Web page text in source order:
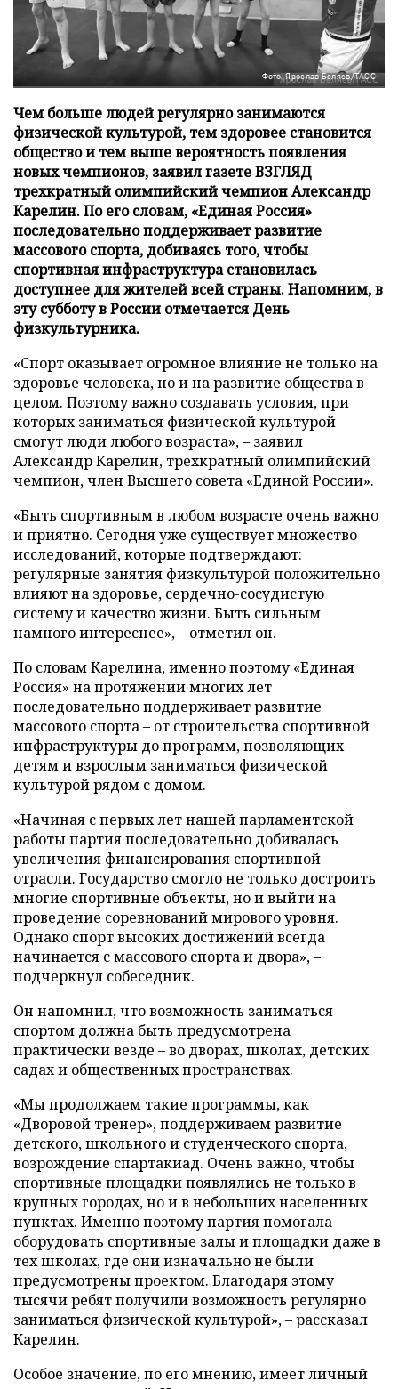
Фото: Ярослав Беляев/ТАСС
Чем больше людей регулярно занимаются
физической культурой, тем здоровее становится
общество и тем выше вероятность появления
новых чемпионов, заявил газете ВЗГЛЯД
трехкратный олимпийский чемпион Александр
Карелин. По его словам, «Единая Россия»
последовательно поддерживает развитие
массового спорта, добиваясь того, чтобы
спортивная инфраструктура становилась
доступнее для жителей всей страны. Напомним, в
эту субботу в России отмечается День
физкультурника.
«Спорт оказывает огромное влияние не только на
здоровье человека, но и на развитие общества в
целом. Поэтому важно создавать условия, при
которых заниматься физической культурой
смогут люди любого возраста», – заявил
Александр Карелин, трехкратный олимпийский
чемпион, член Высшего совета «Единой России».
«Быть спортивным в любом возрасте очень важно
и приятно. Сегодня уже существует множество
исследований, которые подтверждают:
регулярные занятия физкультурой положительно
влияют на здоровье, сердечно-сосудистую
систему и качество жизни. Быть сильным
намного интереснее», – отметил он.
По словам Карелина, именно поэтому «Единая
Россия» на протяжении многих лет
последовательно поддерживает развитие
массового спорта – от строительства спортивной
инфраструктуры до программ, позволяющих
детям и взрослым заниматься физической
культурой рядом с домом.
«Начиная с первых лет нашей парламентской
работы партия последовательно добивалась
увеличения финансирования спортивной
отрасли. Государство смогло не только достроить
многие спортивные объекты, но и выйти на
проведение соревнований мирового уровня.
Однако спорт высоких достижений всегда
начинается с массового спорта и двора», –
подчеркнул собеседник.
Он напомнил, что возможность заниматься
спортом должна быть предусмотрена
практически везде – во дворах, школах, детских
садах и общественных пространствах.
«Мы продолжаем такие программы, как
«Дворовой тренер», поддерживаем развитие
детского, школьного и студенческого спорта,
возрождение спартакиад. Очень важно, чтобы
спортивные площадки появлялись не только в
крупных городах, но и в небольших населенных
пунктах. Именно поэтому партия помогала
оборудовать спортивные залы и площадки даже в
тех школах, где они изначально не были
предусмотрены проектом. Благодаря этому
тысячи ребят получили возможность регулярно
заниматься физической культурой», – рассказал
Карелин.
Особое значение, по его мнению, имеет личный